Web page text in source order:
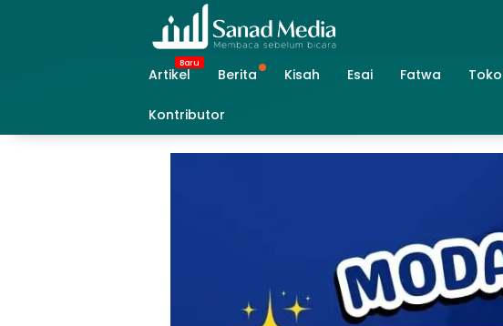
Artikel
Berita Kisah Esai Fatwa
Kontributor